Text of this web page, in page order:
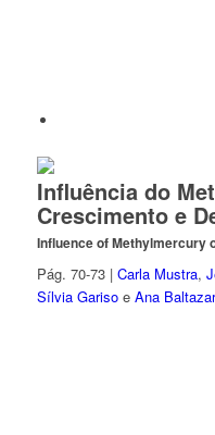
Influência do
Crescimento e
Influence of Methylmercury
Pág. 70-73 | Carla Mustra,
Sílvia Garisoe Ana Baltazar